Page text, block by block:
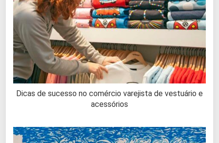
Dicas de sucesso no comércio varejista de vestuário e
acessórios